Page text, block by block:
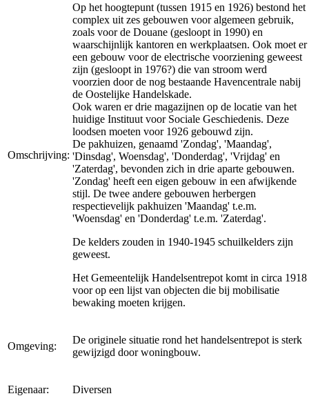
Omschrijving:
Op het hoogtepunt (tussen 1915 en 1926) bestond het
complex uit zes gebouwen voor algemeen gebruik,
zoals voor de Douane (gesloopt in 1990) en
waarschijnlijk kantoren en werkplaatsen. Ook moet er
een gebouw voor de electrische voorziening geweest
zijn (gesloopt in 1976?) die van stroom werd
voorzien door de nog bestaande Havencentrale nabij
de Oostelijke Handelskade.
Ook waren er drie magazijnen op de locatie van het
huidige Instituut voor Sociale Geschiedenis. Deze
loodsen moeten voor 1926 gebouwd zijn.
De pakhuizen, genaamd 'Zondag', 'Maandag',
'Dinsdag', Woensdag', 'Donderdag', 'Vrijdag' en
'Zaterdag', bevonden zich in drie aparte gebouwen.
'Zondag' heeft een eigen gebouw in een afwijkende
stijl. De twee andere gebouwen herbergen
respectievelijk pakhuizen 'Maandag' t.e.m.
'Woensdag' en 'Donderdag' t.e.m. 'Zaterdag'.
De kelders zouden in 1940-1945 schuilkelders zijn
geweest.
Het Gemeentelijk Handelsentrepot komt in circa 1918
voor op een lijst van objecten die bij mobilisatie
bewaking moeten krijgen.
Omgeving:
De originele situatie rond het handelsentrepot is sterk
gewijzigd door woningbouw.
Eigenaar: Diversen